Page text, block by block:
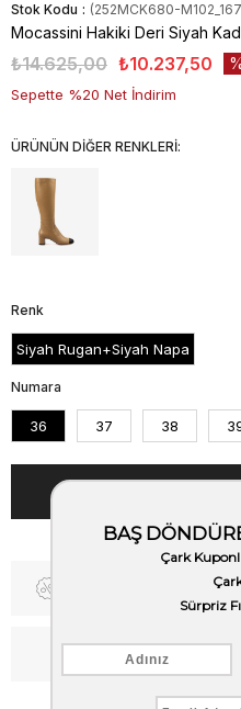
Stok Kodu (252MCK680-
Mocassini Hakiki Deri Siyah
₺14.625,00 ₺10.237,50
Sepette %20 Net İndirim
ÜRÜNÜN DİĞER RENKLERİ:
Renk
Siyah Rugan+Siyah Napa
Numara
36 37 38
Fiyat Düşünce Haber Ver